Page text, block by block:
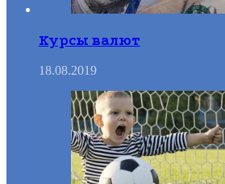
Курсы валют
18.08.2019